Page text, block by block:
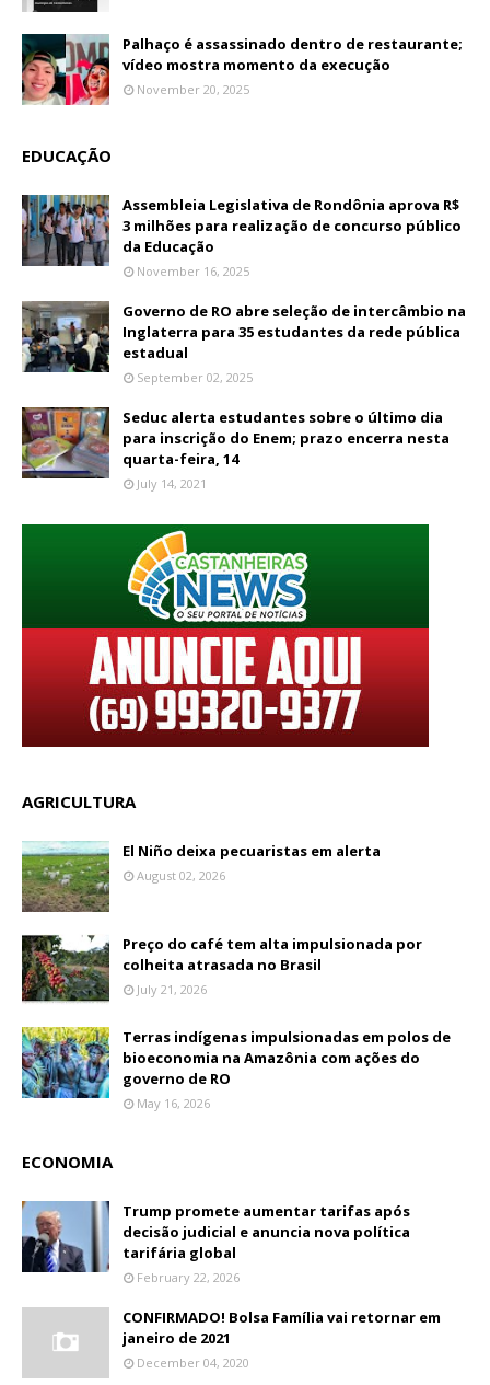
Palhaço é assassinado dentro de restaurante;
vídeo mostra momento da execução
November 20, 2025
EDUCAÇÃO
Assembleia Legislativa de Rondônia aprova R$
3 milhões para realização de concurso público
da Educação
November 16, 2025
Governo de RO abre seleção de intercâmbio na
Inglaterra para 35 estudantes da rede pública
estadual
September 02, 2025
Seduc alerta estudantes sobre o último dia
para inscrição do Enem; prazo encerra nesta
quarta-feira, 14
July 14, 2021
AGRICULTURA
El Niño deixa pecuaristas em alerta
August 02, 2026
Preço do café tem alta impulsionada por
colheita atrasada no Brasil
July 21, 2026
Terras indígenas impulsionadas em polos de
bioeconomia na Amazônia com ações do
governo de RO
May 16, 2026
ECONOMIA
Trump promete aumentar tarifas após
decisão judicial e anuncia nova política
tarifária global
February 22, 2026
CONFIRMADO! Bolsa Família vai retornar em
janeiro de 2021
December 04, 2020